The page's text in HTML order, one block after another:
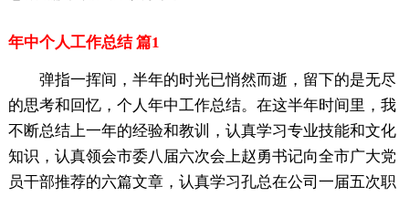
年中个人工作总结 篇1
弹指一挥间，半年的时光已悄然而逝，留下的是无尽
的思考和回忆，个人年中工作总结。在这半年时间里，我
不断总结上一年的经验和教训，认真学习专业技能和文化
知识，认真领会市委八届六次会上赵勇书记向全市广大党
员干部推荐的六篇文章，认真学习孔总在公司一届五次职